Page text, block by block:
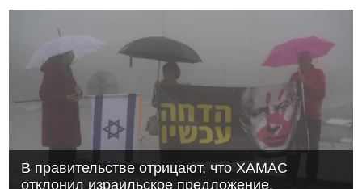
В правительстве отрицают, что ХАМАС
отклонил израильское предложение.